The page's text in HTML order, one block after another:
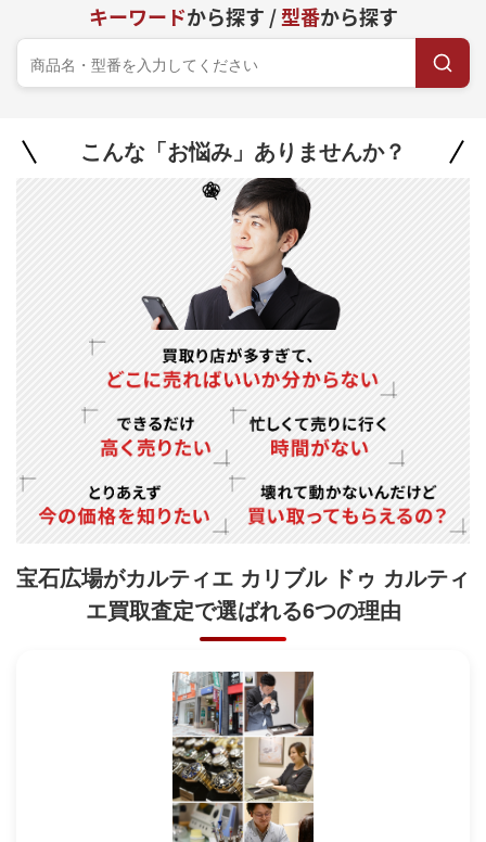
キーワードから探す /型番から探す
こんな「お悩み」ありませんか？
宝石広場がカルティエ カリブル ドゥ カルティ
エ買取査定で選ばれる6つの理由